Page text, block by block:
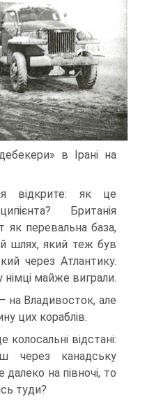
в Ірані на
відкрите: як це
Британія
як перевальна база,
шлях, який теж був
через Атлантику.
німці майже виграли.
на Владивосток, але
цих кораблів.
відстані:
через канадську
на півночі, то
туди?